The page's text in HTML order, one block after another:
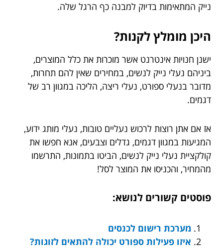
נייק המתאימות בדיוק למבנה כף הרגל שלה.
היכן מומלץ לקנות?
ישנן חנויות אינטרנט אשר מוכרות את כלל המוצרים,
ביניהם נעלי נייק לנשים, במחירים שאין להם תחרות,
מדובר בנעלי ספורט, נעלי ריצה, הליכה במגוון רב של
דגמים.
אז אם אתן רוצות לרכוש נעליים טובות, נעלי מותג ידוע,
המגיעות במגוון דגמים, גדלים וצבעים, אנא חפשו את
קולקציית נעלי נייק לנשים, הביטו בתמונות, התרשמו
מהמחיר, והכניסו את המוצר לסל!
פוסטים קשורים לנושא:
מערכת רישום לכנסים
איזו פעילות ספורט יכולה להתאים לזוגות?